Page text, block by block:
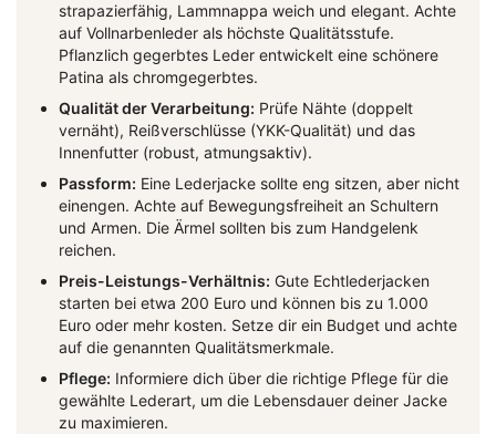
strapazierfähig, Lammnappa weich und elegant. Achte
auf Vollnarbenleder als höchste Qualitätsstufe.
Pflanzlich gegerbtes Leder entwickelt eine schönere
Patina als chromgegerbtes.
Qualität der Verarbeitung: Prüfe Nähte (doppelt
vernäht), Reißverschlüsse (YKK-Qualität) und das
Innenfutter (robust, atmungsaktiv).
Passform: Eine Lederjacke sollte eng sitzen, aber nicht
einengen. Achte auf Bewegungsfreiheit an Schultern
und Armen. Die Ärmel sollten bis zum Handgelenk
reichen.
Preis-Leistungs-Verhältnis: Gute Echtlederjacken
starten bei etwa 200 Euro und können bis zu 1.000
Euro oder mehr kosten. Setze dir ein Budget und achte
auf die genannten Qualitätsmerkmale.
Pflege: Informiere dich über die richtige Pflege für die
gewählte Lederart, um die Lebensdauer deiner Jacke
zu maximieren.